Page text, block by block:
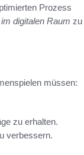
Prozess
digitalen Raum zu
müssen:
zu erhalten.
verbessern.